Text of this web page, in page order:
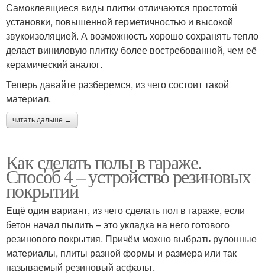
Самоклеящиеся виды плитки отличаются простотой
установки, повышенной герметичностью и высокой
звукоизоляцией. А возможность хорошо сохранять тепло
делает виниловую плитку более востребованной, чем её
керамический аналог.
Теперь давайте разберемся, из чего состоит такой
материал.
читать дальше →
Как сделать полы в гараже.
Способ 4 – устройство резиновых
покрытий
Ещё один вариант, из чего сделать пол в гараже, если
бетон начал пылить – это укладка на него готового
резинового покрытия. Причём можно выбрать рулонные
материалы, плиты разной формы и размера или так
называемый резиновый асфальт.